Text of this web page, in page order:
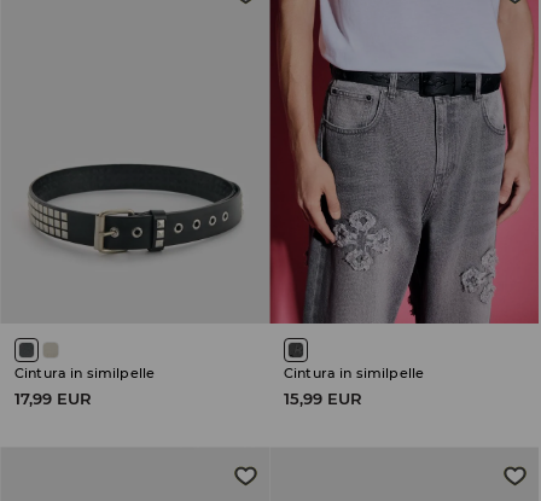
Cintura in similpelle
17,99 EUR
Cintura in similpelle
15,99 EUR